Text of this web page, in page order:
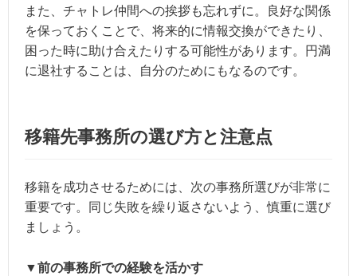
また、チャトレ仲間への挨拶も忘れずに。良好な関係
を保っておくことで、将来的に情報交換ができたり、
困った時に助け合えたりする可能性があります。円満
に退社することは、自分のためにもなるのです。
移籍先事務所の選び方と注意点
移籍を成功させるためには、次の事務所選びが非常に
重要です。同じ失敗を繰り返さないよう、慎重に選び
ましょう。
▼前の事務所での経験を活かす